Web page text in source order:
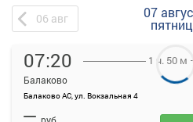
06 авг 07
07:20
Балаково
Балаково АС, ул. Вокзальная 4
1 ч. 50 м
—
На данной странице вы можете
купить билет онлайн на автобус